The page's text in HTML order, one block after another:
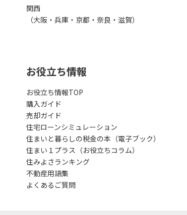
関西
（大阪・兵庫・京都・奈良・滋賀）
お役立ち情報
お役立ち情報TOP
購入ガイド
売却ガイド
住宅ローンシミュレーション
住まいと暮らしの税金の本（電子ブック）
住まい１プラス（お役立ちコラム）
住みよさランキング
不動産用語集
よくあるご質問